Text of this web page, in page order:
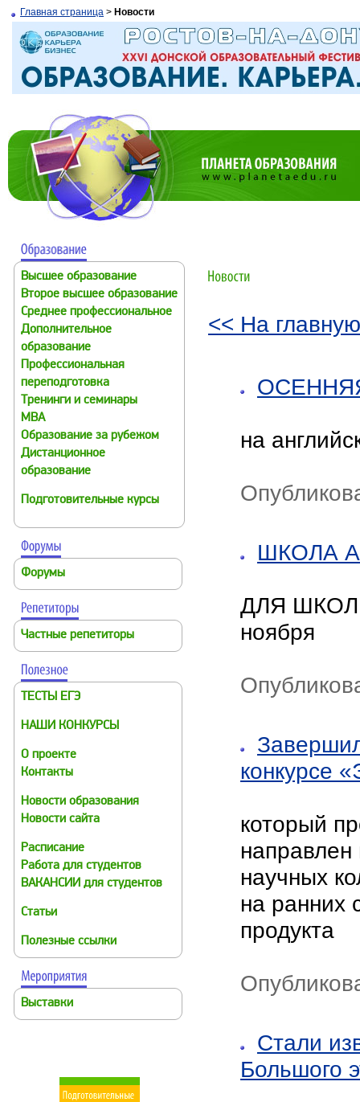
Главная страница > Новости
Высшее образование
Второе высшее образование
Среднее профессиональное
Дополнительное
образование
Профессиональная
переподготовка
Тренинги и семинары
MBA
Образование за рубежом
Дистанционное
образование
Подготовительные курсы
Форумы
Частные репетиторы
ТЕСТЫ ЕГЭ
НАШИ КОНКУРСЫ
О проекте
Контакты
Новости образования
Новости сайта
Расписание
Работа для студентов
ВАКАНСИИ для студентов
Статьи
Полезные ссылки
Выставки
<< На
на
ШКОЛА
ДЛЯ
ноября
конкурсе
который
научных
на ранних
продукта
Стали
Большого